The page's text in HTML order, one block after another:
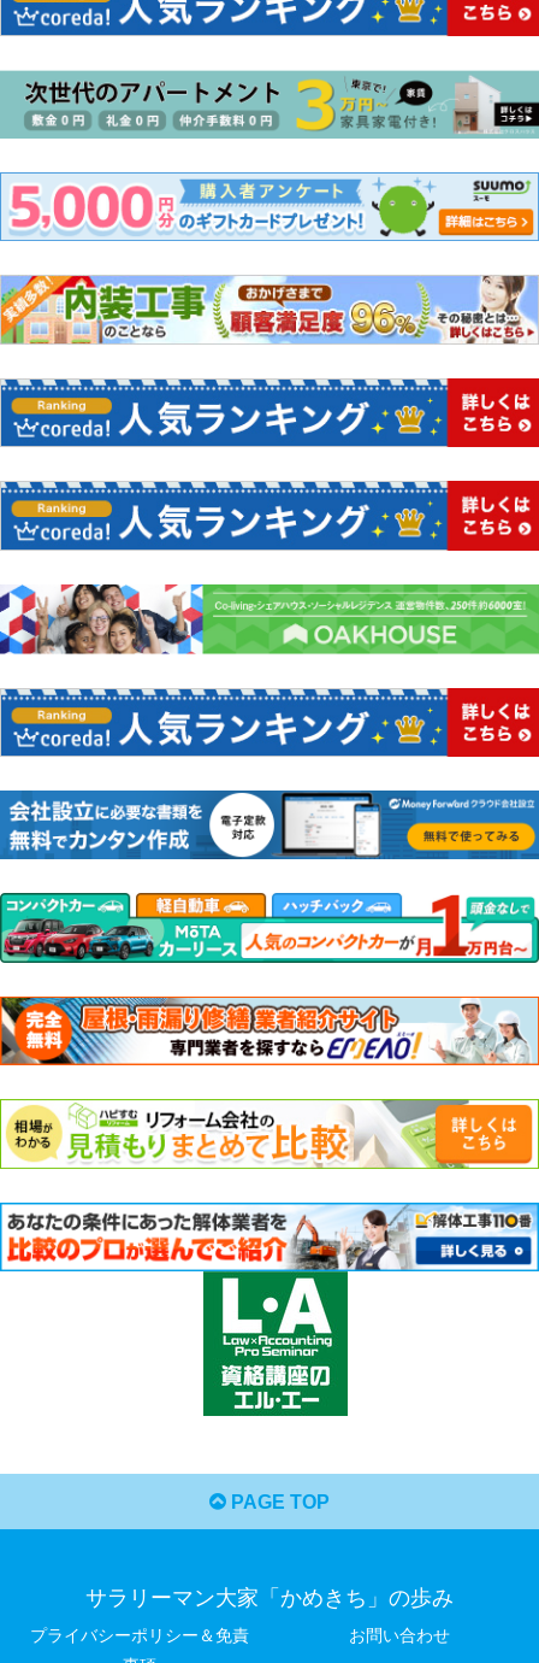
PAGE TOP
サラリーマン大家「かめきち」の歩み
プライバシーポリシー＆免責
お問い合わせ